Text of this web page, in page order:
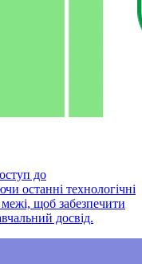
до
останні технологічні
щоб забезпечити
досвід.